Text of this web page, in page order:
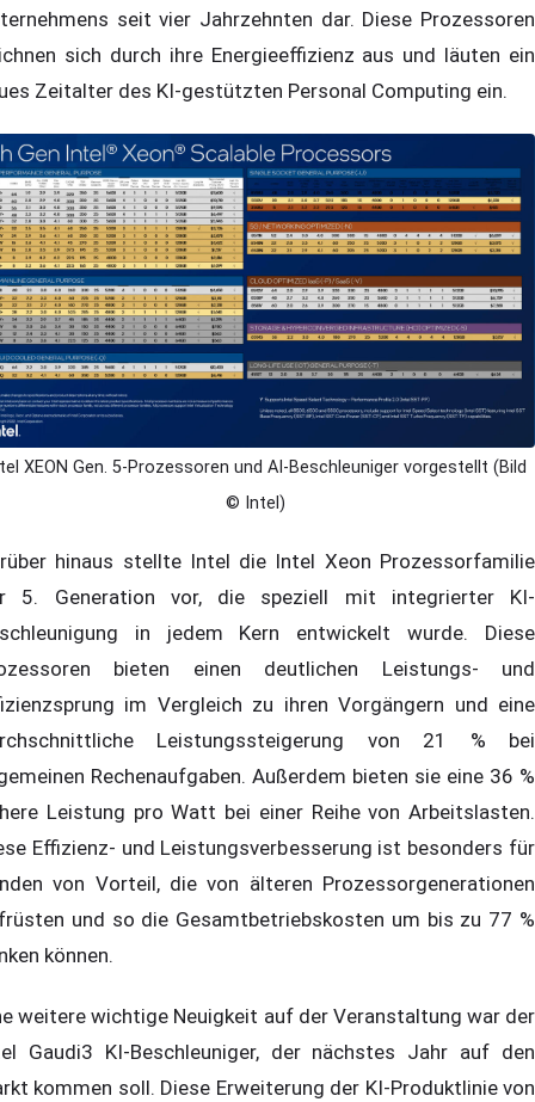
seit vier Jahrzehnten dar. Diese Prozessoren
sich durch ihre Energieeffizienz aus und läuten ein
Zeitalter des KI-gestützten Personal Computing ein.
XEON Gen. 5-Prozessoren und AI-Beschleuniger vorgestellt (Bild
© Intel)
hinaus stellte Intel die Intel Xeon Prozessorfamilie
5. Generation vor, die speziell mit integrierter KI-
in jedem Kern entwickelt wurde. Diese
bieten einen deutlichen Leistungs- und
im Vergleich zu ihren Vorgängern und eine
Leistungssteigerung von 21 % bei
Rechenaufgaben. Außerdem bieten sie eine 36 %
Leistung pro Watt bei einer Reihe von Arbeitslasten.
Effizienz- und Leistungsverbesserung ist besonders für
von Vorteil, die von älteren Prozessorgenerationen
und so die Gesamtbetriebskosten um bis zu 77 %
können.
weitere wichtige Neuigkeit auf der Veranstaltung war der
Gaudi3 KI-Beschleuniger, der nächstes Jahr auf den
kommen soll. Diese Erweiterung der KI-Produktlinie von